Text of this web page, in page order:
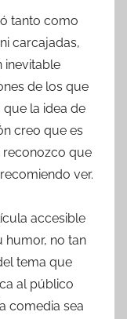
tanto como
carcajadas,
inevitable
de los que
que la idea de
creo que es
reconozco que
ver.
accesible
humor, no tan
tema que
al público
comedia sea